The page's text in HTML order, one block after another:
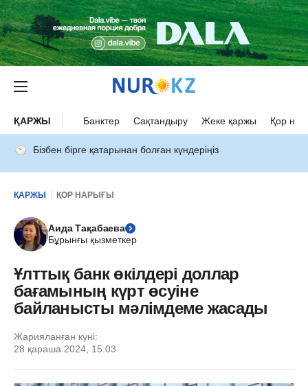
ҚАРЖЫ Банктер Сақтандыру Жеке қаржы Қор
Бізбен бірге қатарынан болған күндеріңіз
ҚАРЖЫ ҚОР НАРЫҒЫ
Аида Тақабаева
Бұрынғы қызметкер
Ұлттық банк өкілдері доллар
бағамының күрт өсуіне
байланысты мәлімдеме жасады
Жарияланған күні:
28 қараша 2024, 15:03